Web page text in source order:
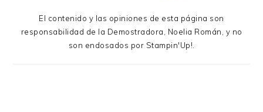
El contenido y las opiniones de esta página son
responsabilidad de la Demostradora, Noelia Román, y no
son endosados por Stampin'Up!.